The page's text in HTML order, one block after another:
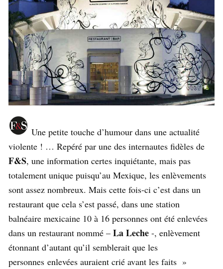
Une petite touche d’humour dans une actualité
violente ! … Repéré par une des internautes fidèles de
F&S, une information certes inquiétante, mais pas
totalement unique puisqu’au Mexique, les enlèvements
sont assez nombreux. Mais cette fois-ci c’est dans un
restaurant que cela s’est passé, dans une station
balnéaire mexicaine 10 à 16 personnes ont été enlevées
dans un restaurant nommé – La Leche -, enlèvement
étonnant d’autant qu’il semblerait que les
personnes enlevées auraient crié avant les faits »